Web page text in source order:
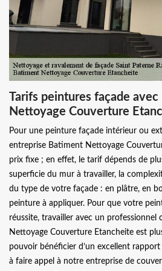
Tarifs peintures façade
Nettoyage Couverture
Pour une peinture façade intérieur ou
entreprise Batiment Nettoyage
prix fixe ; en effet, le tarif dépends de
superficie du mur à travailler, la
du type de votre façade : en plâtre, en
peinture à appliquer. Pour que votre
réussite, travailler avec un professionnel
Nettoyage Couverture Etancheite est
pouvoir bénéficier d’un excellent
à faire appel à notre entreprise de